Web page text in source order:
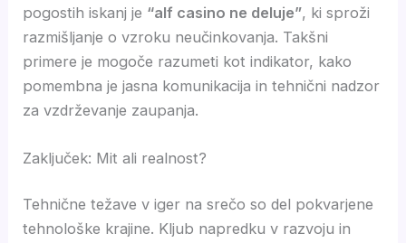
pogostih iskanj je “alf casino ne deluje”, ki sproži
razmišljanje o vzroku neučinkovanja. Takšni
primere je mogoče razumeti kot indikator, kako
pomembna je jasna komunikacija in tehnični nadzor
za vzdrževanje zaupanja.
Zaključek: Mit ali realnost?
Tehnične težave v iger na srečo so del pokvarjene
tehnološke krajine. Kljub napredku v razvoju in